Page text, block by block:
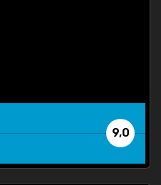
9,0